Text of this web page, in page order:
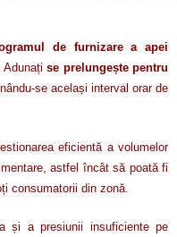
de furnizare a apei
Adunațise prelungește pentru
se același interval orar de
eficientă a volumelor
astfel încât să poată fi
consumatorii din zonă.
și a presiunii insuficiente pe